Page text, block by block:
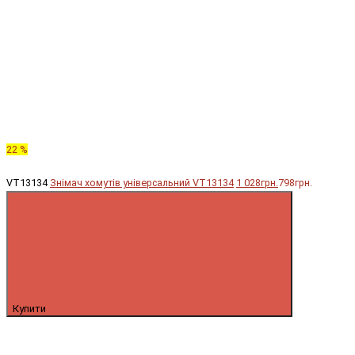
22 %
VT13134 Знімач хомутів універсальний VT13134 1 028грн.798грн.
Купити